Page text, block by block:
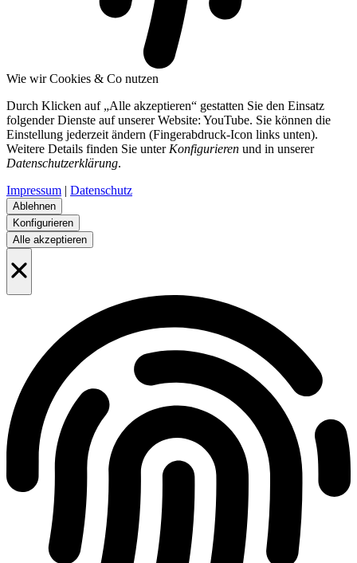
Wie wir Cookies & Co nutzen
Durch Klicken auf „Alle akzeptieren“ gestatten Sie den Einsatz
folgender Dienste auf unserer Website: YouTube. Sie können die
Einstellung jederzeit ändern (Fingerabdruck-Icon links unten).
Weitere Details finden Sie unter Konfigurieren und in unserer
Datenschutzerklärung.
Impressum | Datenschutz
Ablehnen
Konfigurieren
Alle akzeptieren